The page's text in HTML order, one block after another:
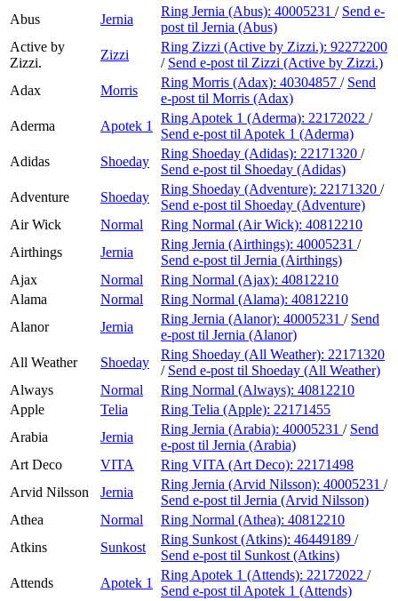
Finn frem
Min Shopping-app
Abus
Jernia
Ring Jernia (Abus): 40005231 / Send e-
post til Jernia (Abus)
Active by
Zizzi.
Zizzi
Ring Zizzi (Active by Zizzi.): 92272200
/ Send e-post til Zizzi (Active by Zizzi.)
Adax
Morris
Ring Morris (Adax): 40304857 / Send
e-post til Morris (Adax)
Aderma
Apotek 1
Ring Apotek 1 (Aderma): 22172022 /
Send e-post til Apotek 1 (Aderma)
Adidas
Shoeday
Ring Shoeday (Adidas): 22171320 /
Send e-post til Shoeday (Adidas)
Adventure
Shoeday
Ring Shoeday (Adventure): 22171320 /
Send e-post til Shoeday (Adventure)
Air Wick
Normal Ring Normal (Air Wick): 40812210
Airthings
Jernia
Ring Jernia (Airthings): 40005231 /
Send e-post til Jernia (Airthings)
Ajax
Normal Ring Normal (Ajax): 40812210
Alama
Normal Ring Normal (Alama): 40812210
Alanor
Jernia
Ring Jernia (Alanor): 40005231 / Send
e-post til Jernia (Alanor)
All Weather
Shoeday
Ring Shoeday (All Weather): 22171320
/ Send e-post til Shoeday (All Weather)
Always
Normal Ring Normal (Always): 40812210
Apple
Telia Ring Telia (Apple): 22171455
Arabia
Jernia
Ring Jernia (Arabia): 40005231 / Send
e-post til Jernia (Arabia)
Art Deco
VITA Ring VITA (Art Deco): 22171498
Arvid Nilsson
Jernia
Ring Jernia (Arvid Nilsson): 40005231 /
Send e-post til Jernia (Arvid Nilsson)
Athea
Normal Ring Normal (Athea): 40812210
Atkins
Sunkost
Ring Sunkost (Atkins): 46449189 /
Send e-post til Sunkost (Atkins)
Attends
Apotek 1
Ring Apotek 1 (Attends): 22172022 /
Send e-post til Apotek 1 (Attends)